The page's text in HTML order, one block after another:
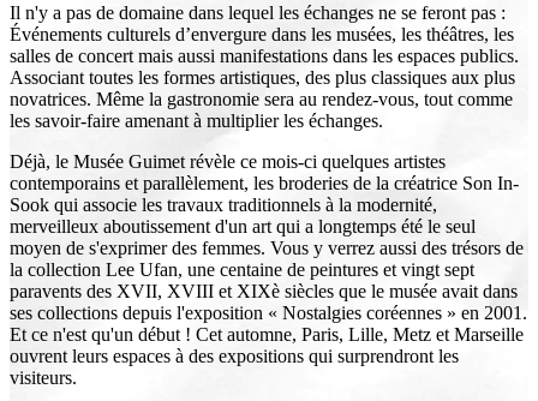
Il n'y a pas de domaine dans lequel les échanges ne se feront pas :
Événements culturels d’envergure dans les musées, les théâtres, les
salles de concert mais aussi manifestations dans les espaces publics.
Associant toutes les formes artistiques, des plus classiques aux plus
novatrices. Même la gastronomie sera au rendez-vous, tout comme
les savoir-faire amenant à multiplier les échanges.
Déjà, le Musée Guimet révèle ce mois-ci quelques artistes
contemporains et parallèlement, les broderies de la créatrice Son In-
Sook qui associe les travaux traditionnels à la modernité,
merveilleux aboutissement d'un art qui a longtemps été le seul
moyen de s'exprimer des femmes. Vous y verrez aussi des trésors de
la collection Lee Ufan, une centaine de peintures et vingt sept
paravents des XVII, XVIII et XIXè siècles que le musée avait dans
ses collections depuis l'exposition « Nostalgies coréennes » en 2001.
Et ce n'est qu'un début ! Cet automne, Paris, Lille, Metz et Marseille
ouvrent leurs espaces à des expositions qui surprendront les
visiteurs.